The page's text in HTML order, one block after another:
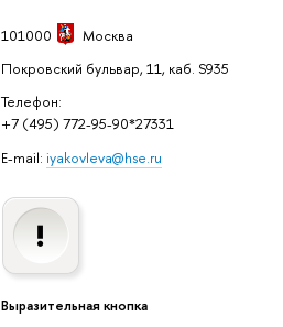
101000
Москва
Покровский бульвар, 11, каб. S935
Телефон:
+7 (495) 772-95-90*27331
E-mail: iyakovleva@hse.ru
Выразительная кнопка